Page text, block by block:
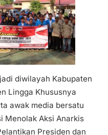
diwilayah Kabupaten
Lingga Khususnya
awak media bersatu
Menolak Aksi Anarkis
Presiden dan